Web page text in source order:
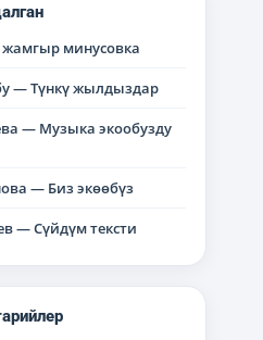
минусовка
— Түнкү жылдыздар
— Музыка экообузду
— Биз экөөбүз
— Сүйдүм тексти